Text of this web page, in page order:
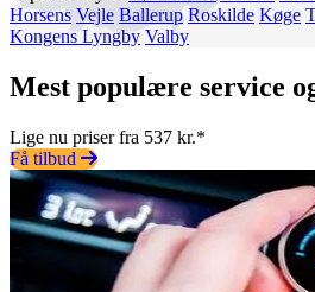
Horsens Vejle Ballerup Roskilde Køge
Kongens Lyngby Valby
Mest populære service
Lige nu priser fra 537 kr.*
Få tilbud